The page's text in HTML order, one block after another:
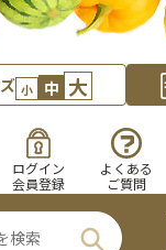
小 中 大
ログイン
会員登録
よくある
ご質問